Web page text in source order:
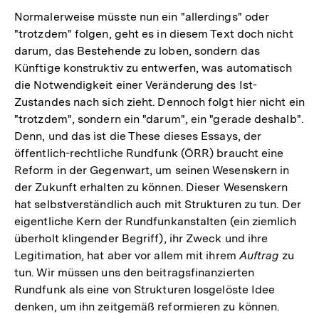
Normalerweise müsste nun ein "allerdings" oder
"trotzdem" folgen, geht es in diesem Text doch nicht
darum, das Bestehende zu loben, sondern das
Künftige konstruktiv zu entwerfen, was automatisch
die Notwendigkeit einer Veränderung des Ist-
Zustandes nach sich zieht. Dennoch folgt hier nicht ein
"trotzdem", sondern ein "darum", ein "gerade deshalb".
Denn, und das ist die These dieses Essays, der
öffentlich-rechtliche Rundfunk (ÖRR) braucht eine
Reform in der Gegenwart, um seinen Wesenskern in
der Zukunft erhalten zu können. Dieser Wesenskern
hat selbstverständlich auch mit Strukturen zu tun. Der
eigentliche Kern der Rundfunkanstalten (ein ziemlich
überholt klingender Begriff), ihr Zweck und ihre
Legitimation, hat aber vor allem mit ihrem Auftrag zu
tun. Wir müssen uns den beitragsfinanzierten
Rundfunk als eine von Strukturen losgelöste Idee
denken, um ihn zeitgemäß reformieren zu können.